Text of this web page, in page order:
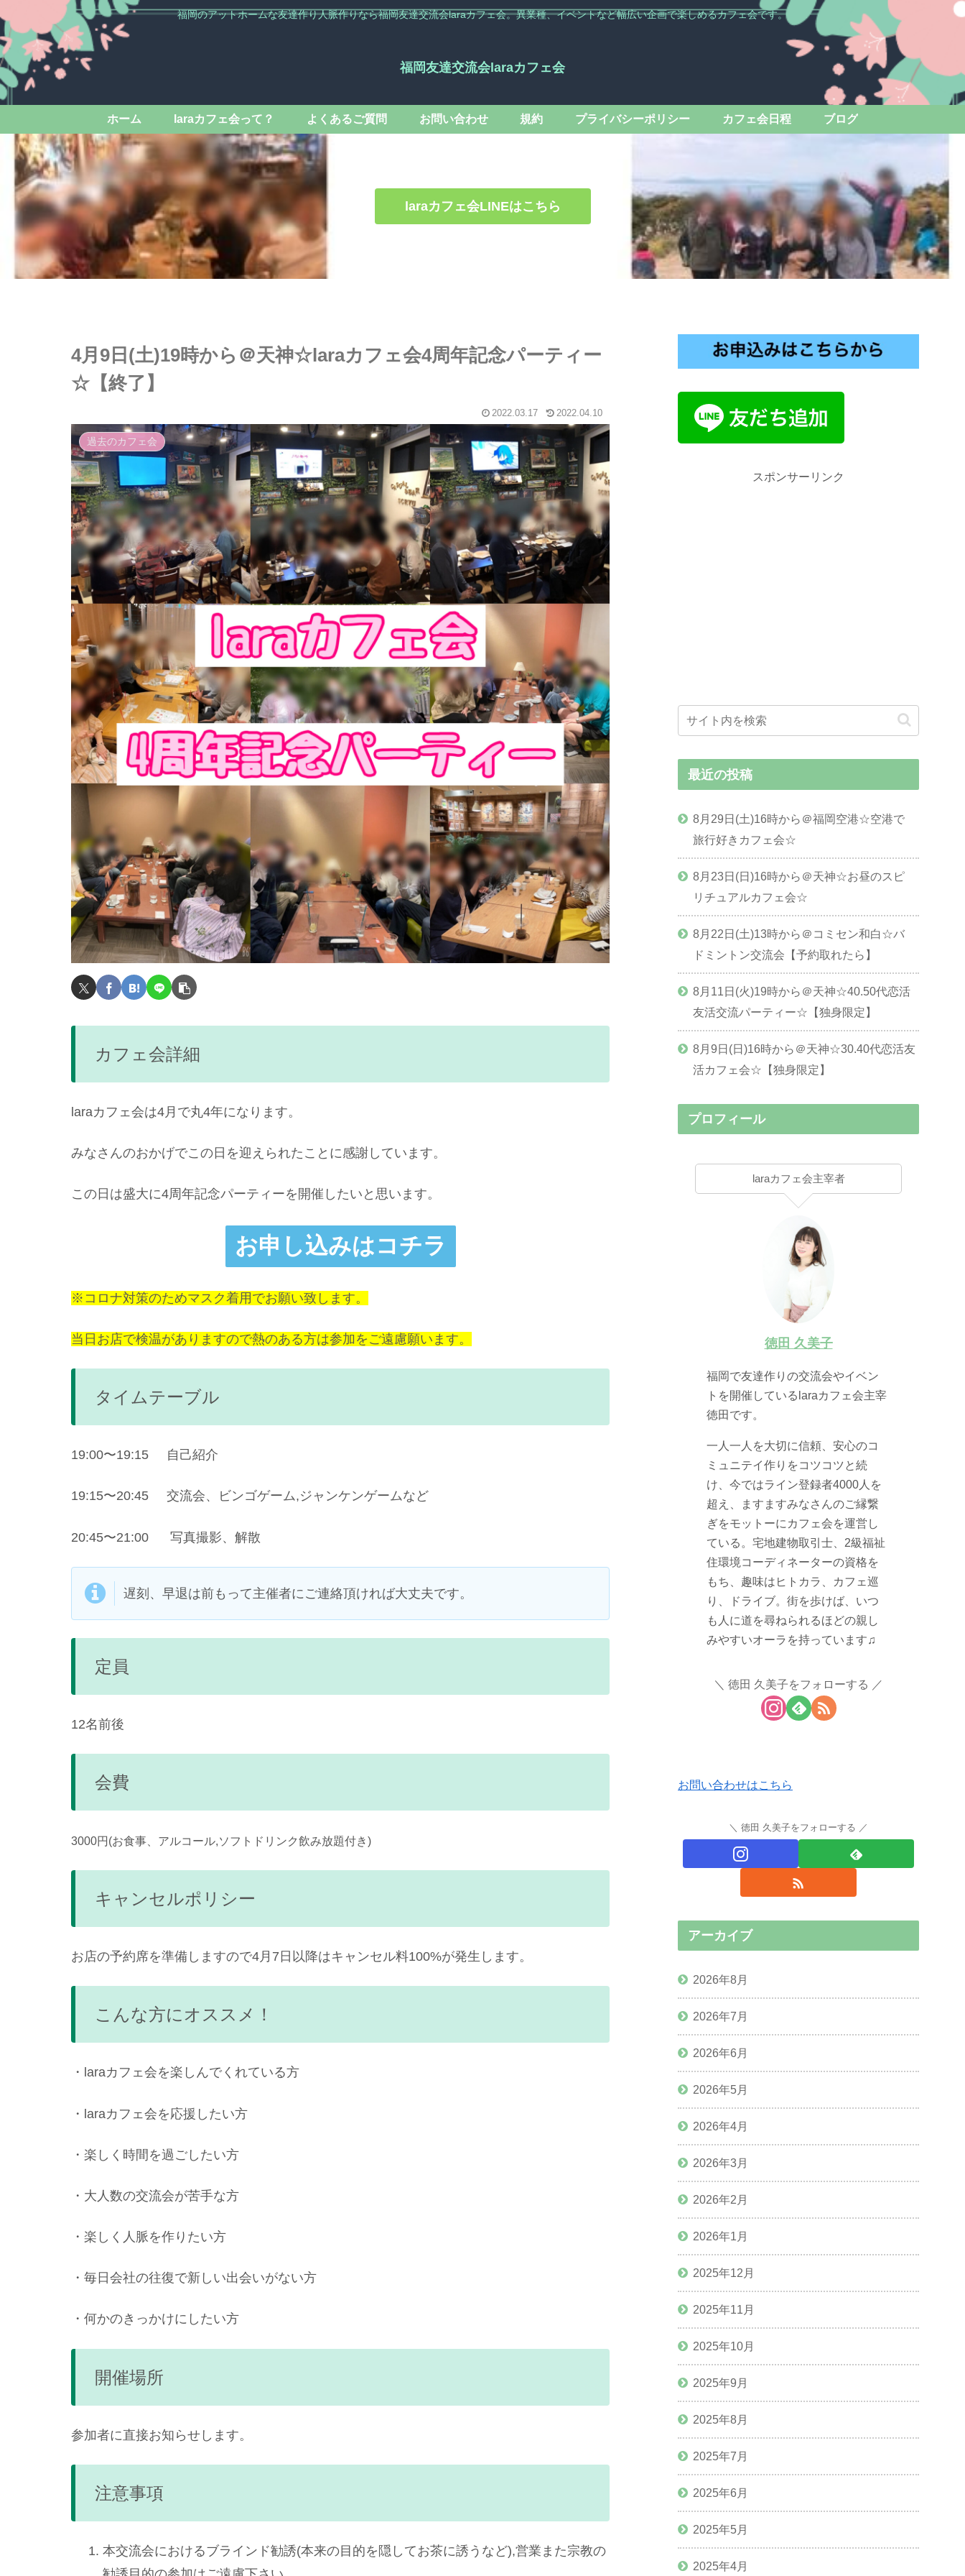
福岡のアットホームな友達作り人脈作りなら福岡友達交流会laraカフェ会。異業種、イベントなど幅広い企画で楽しめるカフェ会です。
福岡友達交流会laraカフェ会
ホーム laraカフェ会って？ よくあるご質問 お問い合わせ 規約 プライバシーポリシー カフェ会日程 ブログ
laraカフェ会LINEはこちら
4月9日(土)19時から＠天神☆laraカフェ会4周年記念パーティー
☆【終了】
2022.03.17 2022.04.10
過去のカフェ会
カフェ会詳細
laraカフェ会は4月で丸4年になります。
みなさんのおかげでこの日を迎えられたことに感謝しています。
この日は盛大に4周年記念パーティーを開催したいと思います。
お申し込みはコチラ
※コロナ対策のためマスク着用でお願い致します。
当日お店で検温がありますので熱のある方は参加をご遠慮願います。
タイムテーブル
19:00〜19:15 自己紹介
19:15〜20:45 交流会、ビンゴゲーム,ジャンケンゲームなど
20:45〜21:00 写真撮影、解散
遅刻、早退は前もって主催者にご連絡頂ければ大丈夫です。
定員
12名前後
会費
3000円(お食事、アルコール,ソフトドリンク飲み放題付き)
キャンセルポリシー
お店の予約席を準備しますので4月7日以降はキャンセル料100%が発生します。
こんな方にオススメ！
・laraカフェ会を楽しんでくれている方
・laraカフェ会を応援したい方
・楽しく時間を過ごしたい方
・大人数の交流会が苦手な方
・楽しく人脈を作りたい方
・毎日会社の往復で新しい出会いがない方
・何かのきっかけにしたい方
開催場所
参加者に直接お知らせします。
注意事項
本交流会におけるブラインド勧誘(本来の目的を隠してお茶に誘うなど),営業また宗教の
スポンサーリンク
最近の投稿
8月29日(土)16時から＠福岡空港☆空港で
旅行好きカフェ会☆
8月23日(日)16時から＠天神☆お昼のスピ
リチュアルカフェ会☆
8月22日(土)13時から＠コミセン和白☆バ
ドミントン交流会【予約取れたら】
8月11日(火)19時から＠天神☆40.50代恋活
友活交流パーティー☆【独身限定】
8月9日(日)16時から＠天神☆30.40代恋活友
活カフェ会☆【独身限定】
プロフィール
laraカフェ会主宰者
徳田 久美子
福岡で友達作りの交流会やイベン
トを開催しているlaraカフェ会主宰
徳田です。
一人一人を大切に信頼、安心のコ
ミュニテイ作りをコツコツと続
け、今ではライン登録者4000人を
超え、ますますみなさんのご縁繋
ぎをモットーにカフェ会を運営し
ている。宅地建物取引士、2級福祉
住環境コーディネーターの資格を
もち、趣味はヒトカラ、カフェ巡
り、ドライブ。街を歩けば、いつ
も人に道を尋ねられるほどの親し
みやすいオーラを持っています♫
徳田 久美子をフォローする
お問い合わせはこちら
徳田 久美子をフォローする
アーカイブ
2026年8月
2026年7月
2026年6月
2026年5月
2026年4月
2026年3月
2026年2月
2026年1月
2025年12月
2025年11月
2025年10月
2025年9月
2025年8月
2025年7月
2025年6月
2025年5月
2025年4月